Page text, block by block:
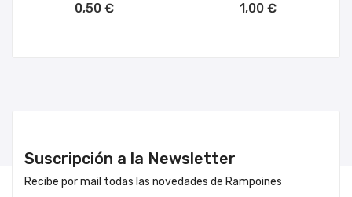
0,50 € 1,00 €
Suscripción a la Newsletter
Recibe por mail todas las novedades de Rampoines